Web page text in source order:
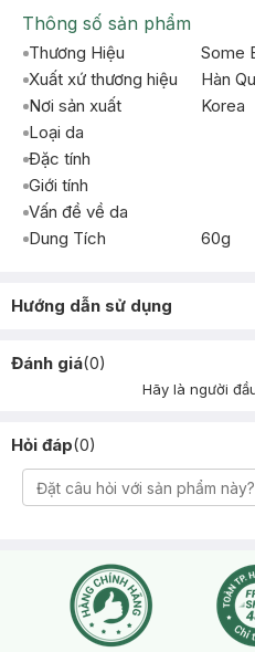
Thông số sản phẩm
Thương Hiệu
Some
Xuất xứ thương hiệu
Hàn
Nơi sản xuất
Korea
Loại da
Đặc tính
Giới tính
Vấn đề về da
Dung Tích
60g
Hướng dẫn sử dụng
Đánh giá(0)
Hãy là người
Hỏi đáp(0)